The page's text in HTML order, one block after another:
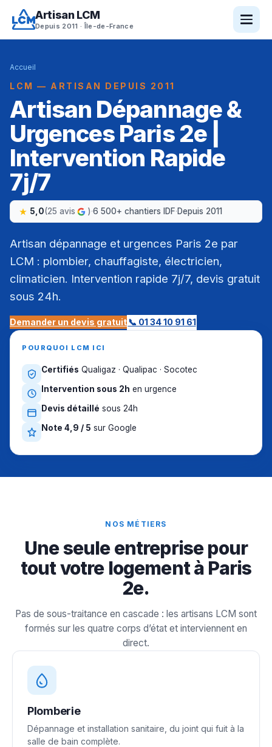
Artisan LCM
Depuis 2011 · Île-de-France
Accueil
LCM — ARTISAN DEPUIS 2011
Artisan Dépannage &
Urgences Paris 2e |
Intervention Rapide
7j/7
5,0(25 avis )·6 500+ chantiers IDF·Depuis 2011
Artisan dépannage et urgences Paris 2e par
LCM : plombier, chauffagiste, électricien,
climaticien. Intervention rapide 7j/7, devis gratuit
sous 24h.
Demander un devis gratuit📞 01 34 10 91 61
POURQUOI LCM ICI
Certifiés Qualigaz · Qualipac · Socotec
Intervention sous 2h en urgence
Devis détaillé sous 24h
Note 4,9 / 5 sur Google
NOS MÉTIERS
Une seule entreprise pour
tout votre logement à Paris
2e.
Pas de sous-traitance en cascade : les artisans LCM sont
formés sur les quatre corps d’état et interviennent en
direct.
Plomberie
Dépannage et installation sanitaire, du joint qui fuit à la
salle de bain complète.